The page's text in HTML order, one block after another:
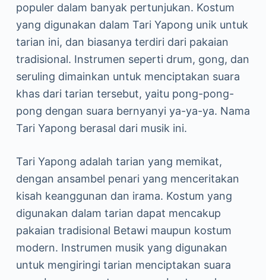
populer dalam banyak pertunjukan. Kostum
yang digunakan dalam Tari Yapong unik untuk
tarian ini, dan biasanya terdiri dari pakaian
tradisional. Instrumen seperti drum, gong, dan
seruling dimainkan untuk menciptakan suara
khas dari tarian tersebut, yaitu pong-pong-
pong dengan suara bernyanyi ya-ya-ya. Nama
Tari Yapong berasal dari musik ini.
Tari Yapong adalah tarian yang memikat,
dengan ansambel penari yang menceritakan
kisah keanggunan dan irama. Kostum yang
digunakan dalam tarian dapat mencakup
pakaian tradisional Betawi maupun kostum
modern. Instrumen musik yang digunakan
untuk mengiringi tarian menciptakan suara